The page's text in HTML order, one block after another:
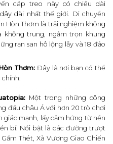
cáp treo này có chiều dài
dài nhất thế giới. Di chuyển
Hòn Thơm là trải nghiệm không
trung, ngắm trọn khung
rạn san hô lộng lẫy và 18 đảo
Thơm:Đây là nơi bạn có thể
Một trong những công
đầu châu Á với hơn 20 trò chơi
giác mạnh, lấy cảm hứng từ nền
bí. Nổi bật là các đường trượt
Thét, Xà Vương Giao Chiến